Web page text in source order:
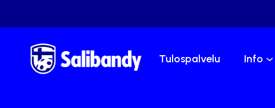
Tulospalvelu Info